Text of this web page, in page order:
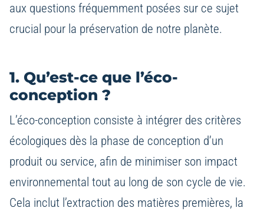
aux questions fréquemment posées sur ce sujet
crucial pour la préservation de notre planète.
1. Qu’est-ce que l’éco-
conception ?
L’éco-conception consiste à intégrer des critères
écologiques dès la phase de conception d’un
produit ou service, afin de minimiser son impact
environnemental tout au long de son cycle de vie.
Cela inclut l’extraction des matières premières, la